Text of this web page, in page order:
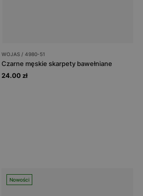
WOJAS / 4980-51
Czarne męskie skarpety bawełniane
24.00 zł
Nowości